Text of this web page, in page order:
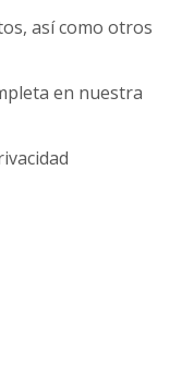
así como otros
en nuestra